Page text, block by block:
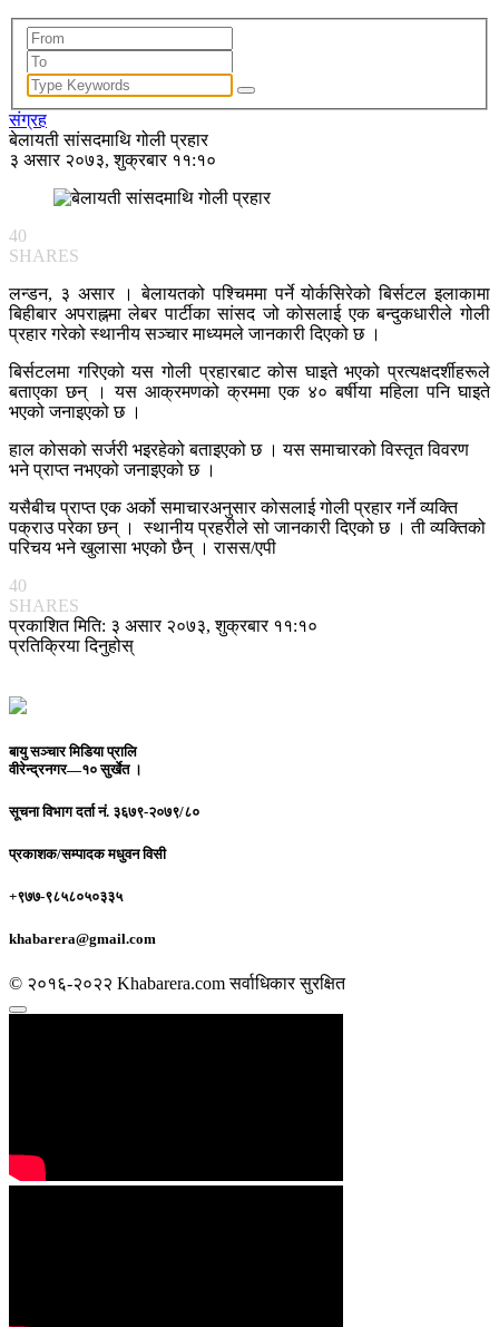
संग्रह
बेलायती सांसदमाथि गोली प्रहार
३ असार २०७३, शुक्रबार ११:१०
40
SHARES
लन्डन, ३ असार । बेलायतको पश्चिममा पर्ने योर्कसिरेको बिर्सटल इलाकामा
बिहीबार अपराह्नमा लेबर पार्टीका सांसद जो कोसलाई एक बन्दुकधारीले गोली
प्रहार गरेको स्थानीय सञ्चार माध्यमले जानकारी दिएको छ ।
बिर्सटलमा गरिएको यस गोली प्रहारबाट कोस घाइते भएको प्रत्यक्षदर्शीहरूले
बताएका छन् । यस आक्रमणको क्रममा एक ४० बर्षीया महिला पनि घाइते
भएको जनाइएको छ ।
हाल कोसको सर्जरी भइरहेको बताइएको छ । यस समाचारको विस्तृत विवरण
भने प्राप्त नभएको जनाइएको छ ।
यसैबीच प्राप्त एक अर्को समाचारअनुसार कोसलाई गोली प्रहार गर्ने व्यक्ति
पक्राउ परेका छन् । स्थानीय प्रहरीले सो जानकारी दिएको छ । ती व्यक्तिको
परिचय भने खुलासा भएको छैन् । रासस/एपी
40
SHARES
प्रकाशित मिति: ३ असार २०७३, शुक्रबार ११:१०
प्रतिक्रिया दिनुहोस्
बायु सञ्चार मिडिया प्रालि
वीरेन्द्रनगर—१० सुर्खेत ।
सूचना विभाग दर्ता नं. ३६७९-२०७९/८०
प्रकाशक/सम्पादकमधुवन विसी
+९७७-९८५८०५०३३५
khabarera@gmail.com
© २०१६-२०२२ Khabarera.com सर्वाधिकार सुरक्षित